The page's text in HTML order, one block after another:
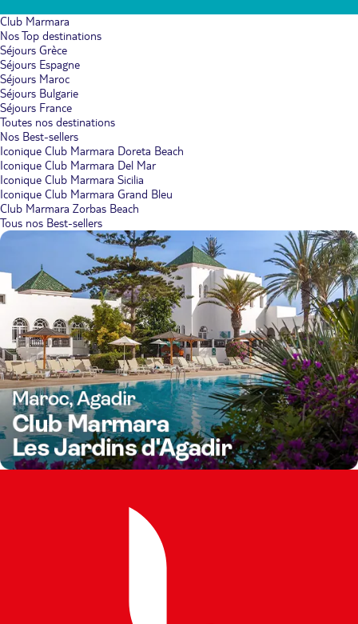
Club Marmara
Nos Top destinations
Séjours Grèce
Séjours Espagne
Séjours Maroc
Séjours Bulgarie
Séjours France
Toutes nos destinations
Nos Best-sellers
Iconique Club Marmara Doreta Beach
Iconique Club Marmara Del Mar
Iconique Club Marmara Sicilia
Iconique Club Marmara Grand Bleu
Club Marmara Zorbas Beach
Tous nos Best-sellers